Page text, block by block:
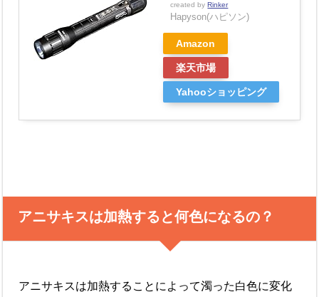
created byRinker
Hapyson(ハピソン)
Amazon
楽天市場
Yahooショッピング
アニサキスは加熱すると何色になるの？
アニサキスは加熱することによって濁った白色に変化